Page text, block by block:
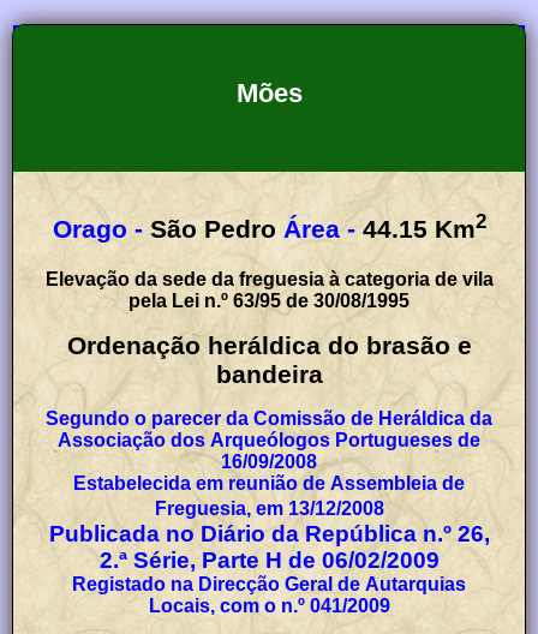
Mões
Orago - São Pedro Área - 44.15 Km2
Elevação da sede da freguesia à categoria de vila
pela Lei n.º 63/95 de 30/08/1995
Ordenação heráldica do brasão e
bandeira
Segundo o parecer da Comissão de Heráldica da
Associação dos Arqueólogos Portugueses de
16/09/2008
Estabelecida em reunião de Assembleia de
Freguesia, em 13/12/2008
Publicada no Diário da República n.º 26,
2.ª Série, Parte H de 06/02/2009
Registado na Direcção Geral de Autarquias
Locais, com o n.º 041/2009